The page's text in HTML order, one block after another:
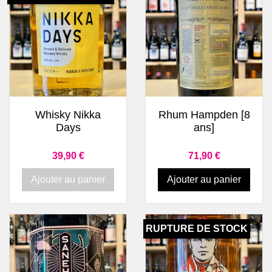
Whisky Nikka
Days
Prix
39,90 €
Ajouter au panier
Rhum Hampden [8
ans]
Prix
71,90 €
Ajouter au panier
RUPTURE DE STOCK